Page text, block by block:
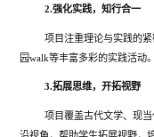
2.强化实践，知行合一
项目注重理论与实践的
园walk等丰富多彩的实践活动。
3.拓展思维，开拓视野
项目覆盖古代文学、现
沿视角，帮助学生拓展视野，